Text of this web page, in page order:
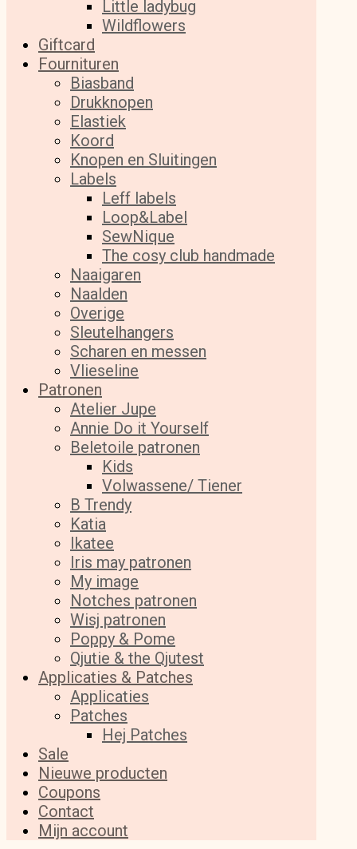
Little ladybug
Wildflowers
Giftcard
Fournituren
Biasband
Drukknopen
Elastiek
Koord
Knopen en Sluitingen
Labels
Leff labels
Loop&Label
SewNique
The cosy club handmade
Naaigaren
Naalden
Overige
Sleutelhangers
Scharen en messen
Vlieseline
Patronen
Atelier Jupe
Annie Do it Yourself
Beletoile patronen
Kids
Volwassene/ Tiener
B Trendy
Katia
Ikatee
Iris may patronen
My image
Notches patronen
Wisj patronen
Poppy & Pome
Qjutie & the Qjutest
Applicaties & Patches
Applicaties
Patches
Hej Patches
Sale
Nieuwe producten
Coupons
Contact
Mijn account